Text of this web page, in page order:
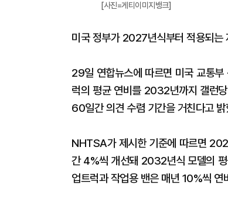
[사진=게티이미지뱅크]
미국 정부가 2027년식부터 적용되는
29일 연합뉴스에 따르면 미국 교통
럭의 평균 연비를 2032년까지 갤런
60일간 의견 수렴 기간을 거친다고 밝
NHTSA가 제시한 기준에 따르면
간 4%씩 개선돼 2032년식 모델의
업트럭과 작업용 밴은 매년 10%씩 연